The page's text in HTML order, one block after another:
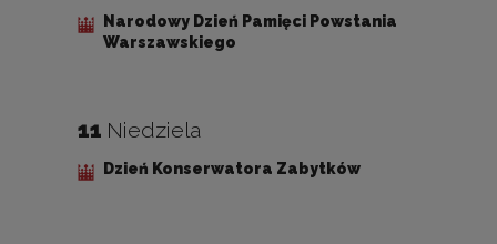
Narodowy Dzień Pamięci Powstania
Warszawskiego
11 Niedziela
Dzień Konserwatora Zabytków